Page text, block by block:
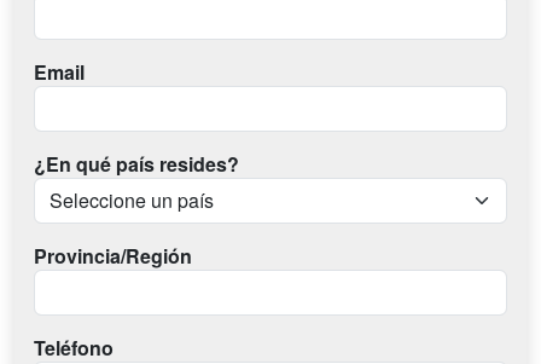
Email
¿En qué país resides?
Provincia/Región
Teléfono